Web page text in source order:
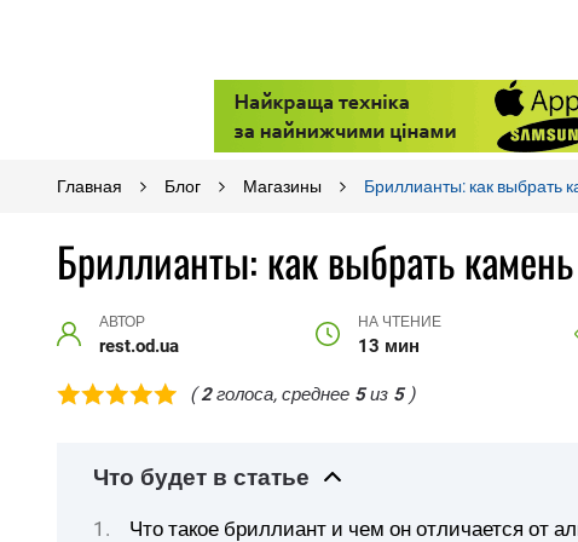
Главная Блог Магазины Бриллианты: как выбрать
Бриллианты: как выбрать
АВТОР
rest.od.ua
НА ЧТЕНИЕ
13 мин
(2голоса, среднее 5из 5)
Что будет в статье
Что такое бриллиант и чем он отличается от